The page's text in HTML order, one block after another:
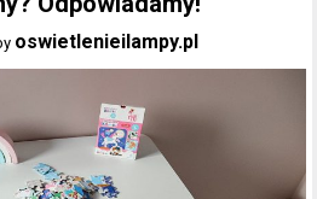
oswietlenieilampy.pl